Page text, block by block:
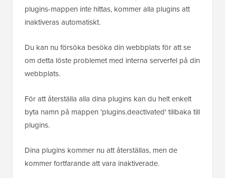
plugins-mappen inte hittas, kommer alla plugins att
inaktiveras automatiskt.
Du kan nu försöka besöka din webbplats för att se
om detta löste problemet med interna serverfel på din
webbplats.
För att återställa alla dina plugins kan du helt enkelt
byta namn på mappen 'plugins.deactivated' tillbaka till
plugins.
Dina plugins kommer nu att återställas, men de
kommer fortfarande att vara inaktiverade.